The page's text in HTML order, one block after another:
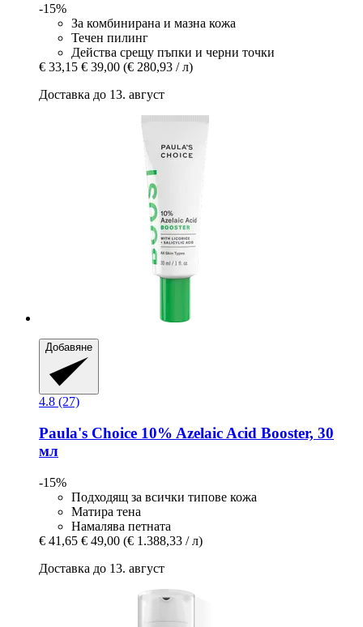
-15%
За комбинирана и мазна кожа
Течен пилинг
Действа срещу пъпки и черни точки
€ 33,15 € 39,00 (€ 280,93 / л)
Доставка до 13. август
Добавяне
4.8 (27)
Paula's Choice 10% Azelaic Acid Booster, 30
мл
-15%
Подходящ за всички типове кожа
Матира тена
Намалява петната
€ 41,65 € 49,00 (€ 1.388,33 / л)
Доставка до 13. август